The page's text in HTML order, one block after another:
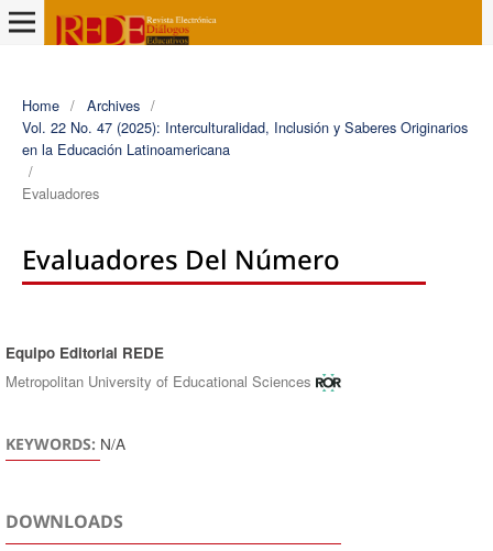
Home / Archives /
Vol. 22 No. 47 (2025): Interculturalidad, Inclusión y Saberes Originarios
en la Educación Latinoamericana
/
Evaluadores
Evaluadores Del Número
Authors
Equipo Editorial REDE
Metropolitan University of Educational Sciences
KEYWORDS: N/A
DOWNLOADS